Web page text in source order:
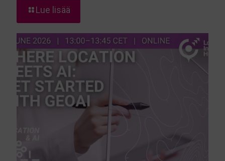
Lue lisää
Location
Hubille
eurooppalaista
tunnustusta
GeoAI-
osaamisen
edistämisestä